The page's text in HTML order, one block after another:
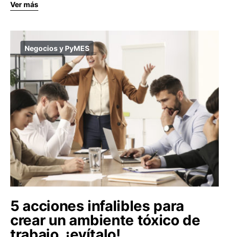
Ver más
Negocios y PyMES
5 acciones infalibles para
crear un ambiente tóxico de